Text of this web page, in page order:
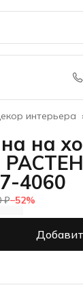
интерьера ›
на
4060
₽−52%